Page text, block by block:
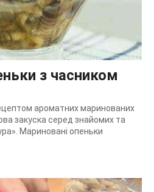
з часником
ароматних маринованих
закуска серед знайомих та
Мариновані опеньки